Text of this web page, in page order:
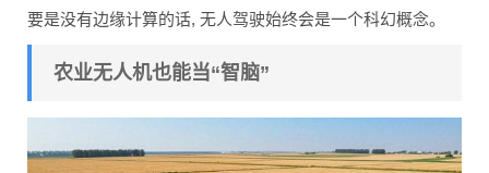
要是没有边缘计算的话, 无人驾驶始终会是一个科幻概念。
农业无人机也能当“智脑”